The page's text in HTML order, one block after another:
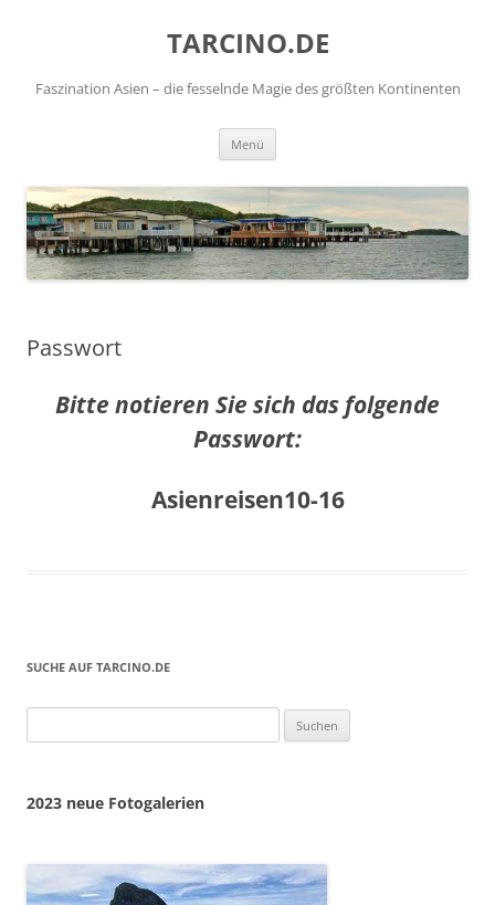
TARCINO.DE
Faszination Asien – die fesselnde Magie des größten Kontinenten
Menü
Passwort
Bitte notieren Sie sich das folgende
Passwort:
Asienreisen10-16
SUCHE AUF TARCINO.DE
nach:
2023 neue Fotogalerien